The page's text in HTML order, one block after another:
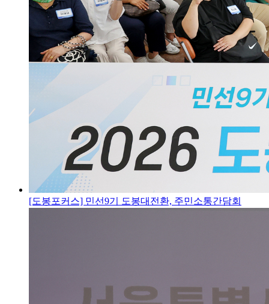
[도봉포커스] 민선9기 도봉대전환, 주민소통간담회